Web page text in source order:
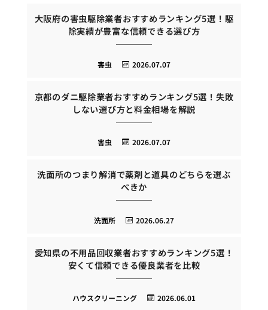
大阪府の害虫駆除業者おすすめランキング5選！駆
除実績が豊富な信頼できる選び方
2026.07.07
害虫
京都のダニ駆除業者おすすめランキング5選！失敗
しない選び方と料金相場を解説
2026.07.07
害虫
洗面所のつまり解消で薬剤と道具のどちらを選ぶ
べきか
2026.06.27
洗面所
愛知県の不用品回収業者おすすめランキング5選！
安くて信頼できる優良業者を比較
2026.06.01
ハウスクリーニング